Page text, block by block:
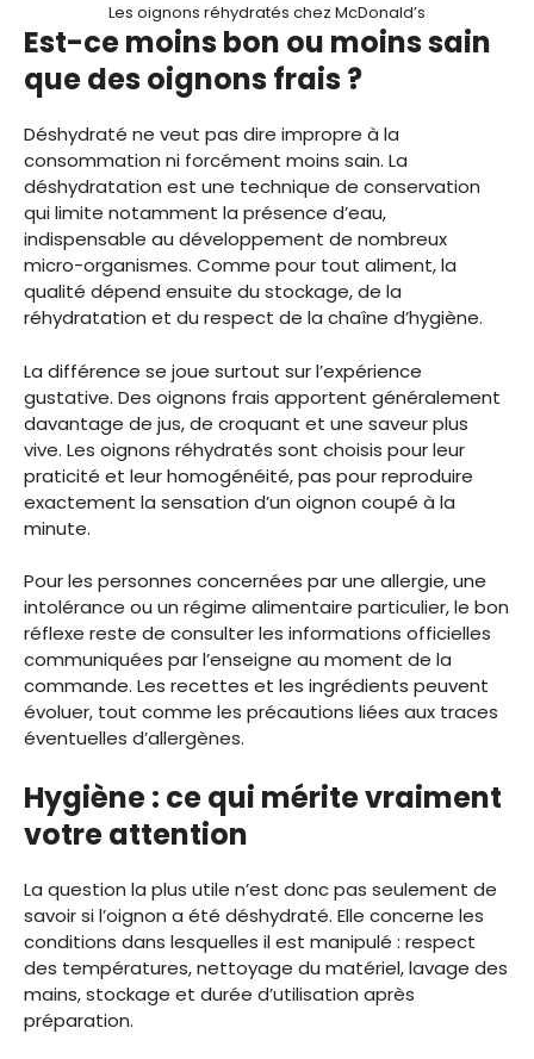
Les oignons réhydratés chez McDonald’s
Est-ce moins bon ou moins sain
que des oignons frais ?
Déshydraté ne veut pas dire impropre à la
consommation ni forcément moins sain. La
déshydratation est une technique de conservation
qui limite notamment la présence d’eau,
indispensable au développement de nombreux
micro-organismes. Comme pour tout aliment, la
qualité dépend ensuite du stockage, de la
réhydratation et du respect de la chaîne d’hygiène.
La différence se joue surtout sur l’expérience
gustative. Des oignons frais apportent généralement
davantage de jus, de croquant et une saveur plus
vive. Les oignons réhydratés sont choisis pour leur
praticité et leur homogénéité, pas pour reproduire
exactement la sensation d’un oignon coupé à la
minute.
Pour les personnes concernées par une allergie, une
intolérance ou un régime alimentaire particulier, le bon
réflexe reste de consulter les informations officielles
communiquées par l’enseigne au moment de la
commande. Les recettes et les ingrédients peuvent
évoluer, tout comme les précautions liées aux traces
éventuelles d’allergènes.
Hygiène : ce qui mérite vraiment
votre attention
La question la plus utile n’est donc pas seulement de
savoir si l’oignon a été déshydraté. Elle concerne les
conditions dans lesquelles il est manipulé : respect
des températures, nettoyage du matériel, lavage des
mains, stockage et durée d’utilisation après
préparation.